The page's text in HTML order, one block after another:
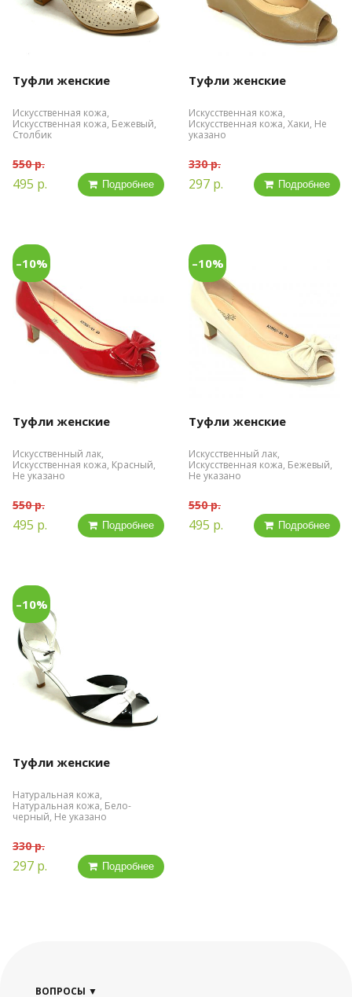
Туфли женские
Искусственная кожа,
Искусственная кожа, Бежевый,
Столбик
550 р.
495 р. Подробнее
Туфли женские
Искусственная кожа,
Искусственная кожа, Хаки, Не
указано
330 р.
297 р. Подробнее
–10%
Туфли женские
Искусственный лак,
Искусственная кожа, Красный,
Не указано
550 р.
495 р. Подробнее
–10%
Туфли женские
Искусственный лак,
Искусственная кожа, Бежевый,
Не указано
550 р.
495 р. Подробнее
–10%
Туфли женские
Натуральная кожа,
Натуральная кожа, Бело-
черный, Не указано
330 р.
297 р. Подробнее
ВОПРОСЫ